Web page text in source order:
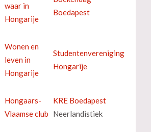
waar in
Hongarije
Boedapest
Wonen en
leven in
Hongarije
Studentenvereniging
Hongarije
Hongaars-
Vlaamse club
KRE Boedapest
Neerlandistiek